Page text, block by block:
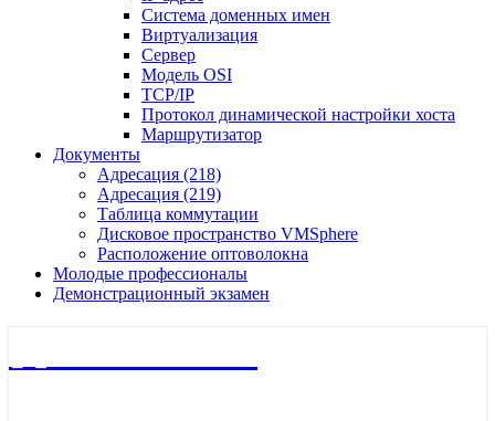
Система доменных имен
Виртуализация
Сервер
Модель OSI
TCP/IP
Протокол динамической настройки хоста
Маршрутизатор
Документы
Адресация (218)
Адресация (219)
Таблица коммутации
Дисковое пространство VMSphere
Расположение оптоволокна
Молодые профессионалы
Демонстрационный экзамен